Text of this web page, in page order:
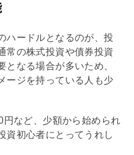
ハードルとなるのが、投
常の株式投資や債券投資
となる場合が多いため、
ージを持っている人も少
円など、少額から始められ
資初心者にとってうれし